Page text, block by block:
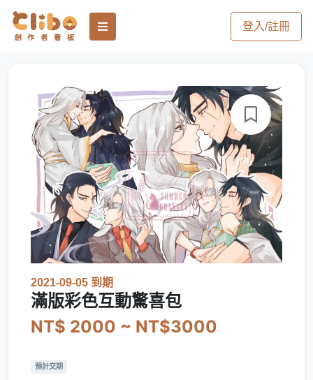
登入/註冊
2021-09-05 到期
滿版彩色互動驚喜包
NT$ 2000 ~ NT$3000
預計交期